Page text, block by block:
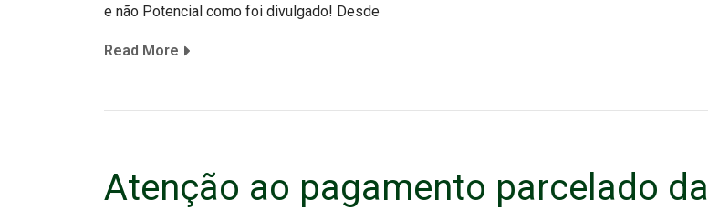
e não Potencial como foi divulgado! Desde
Read More
Atenção ao pagamento parcelado da